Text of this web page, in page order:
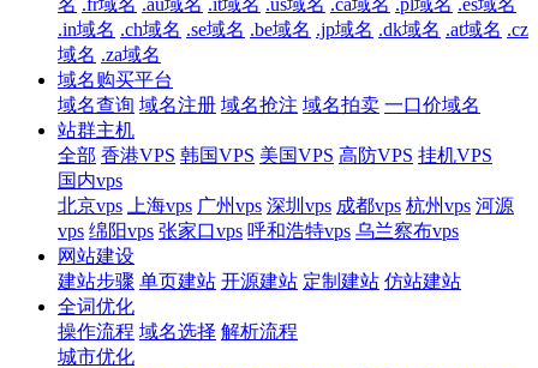
名 .fr域名 .au域名 .it域名 .us域名 .ca域名 .pl域名 .es域名
.in域名 .ch域名 .se域名 .be域名 .jp域名 .dk域名 .at域名 .cz
域名 .za域名
域名购买平台
域名查询 域名注册 域名抢注 域名拍卖 一口价域名
站群主机
全部 香港VPS 韩国VPS 美国VPS 高防VPS 挂机VPS
国内vps
北京vps
上海vps 广州vps 深圳vps 成都vps 杭州vps 河源
vps 绵阳vps 张家口vps 呼和浩特vps 乌兰察布vps
网站建设
建站步骤 单页建站 开源建站 定制建站 仿站建站
全词优化
操作流程 域名选择 解析流程
城市优化